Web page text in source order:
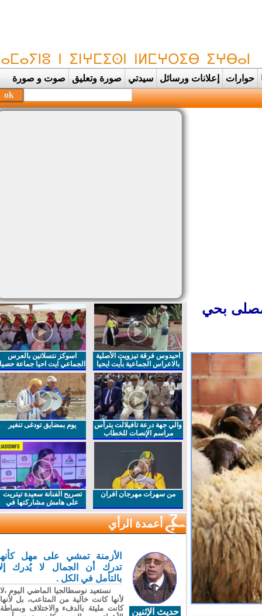
حوارات إعلانات ورسائل سيدتي صورة وتعليق صوت و صورة
بحي
احيدوس فرقة تيزويت الأصلية
بالاعراس الجماعية بأيت ايحيا
اسوكز نتسلاتين بالعرس
الجماعي ايت احيا جماعة حصيا
والي جهة درعة تافيلالت يترأس
مراسم الإنصات للخطاب
الملكي السامي بمناسبة
يوم بمضايق تودغى تنغير
من سهرات مهرجان افران
تصريح الفنانة سعيدة تيتريت
على هامش مشاركتها في
مهرجان افران
أعمدة الرأي
حديث الإثنين
الأزمنة تمشي على مهل كأنها
تدرك أن الجمال لا يُدرك إلا
بالتأمل في الكل .
نستعيد نوسطالجيا الماضي اليوم ،لا
لأنها كانت خالية من المتاعب، بل لأنها
كانت مليئة بالدفء والاختلاف وبساطة